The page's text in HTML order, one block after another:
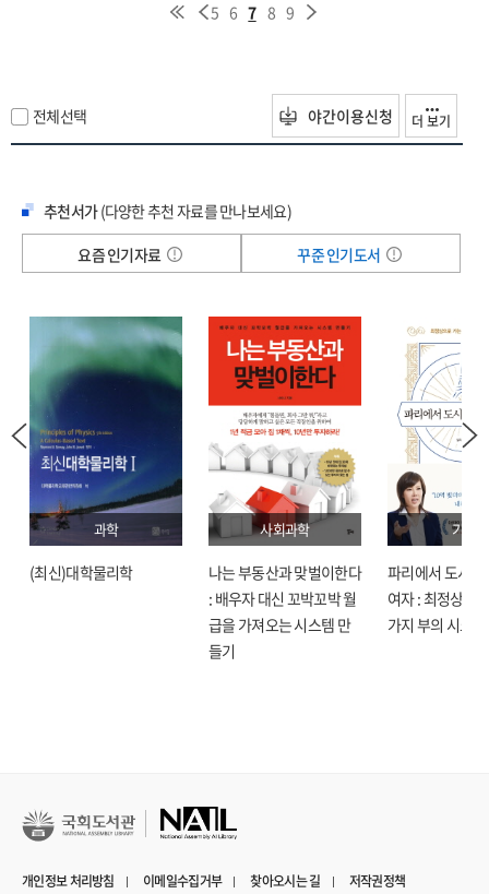
5 6 7 8 9
전체선택 야간이용신청 더 보기
추천서가(다양한 추천 자료를 만나보세요)
요즘 인기자료
꾸준 인기도서
과학
(최신)대학물리학
사회과학
나는 부동산과 맞벌이한다
: 배우자 대신 꼬박꼬박 월
급을 가져오는 시스템 만
들기
기술
파리에서 도시락
여자 : 최정상으
가지 부의 시크릿
개인정보 처리방침 이메일수집거부 찾아오시는 길 저작권정책